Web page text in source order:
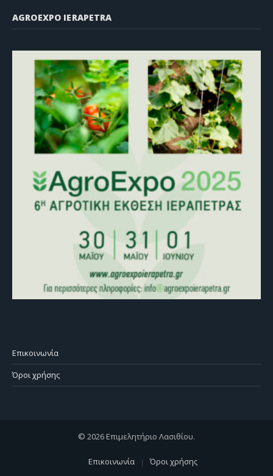
AGROEXPO IERAPETRA
Επικοινωνία
Όροι χρήσης
© 2026 Επιμελητήριο Λασιθίου.
Επικοινωνία Όροι χρήσης